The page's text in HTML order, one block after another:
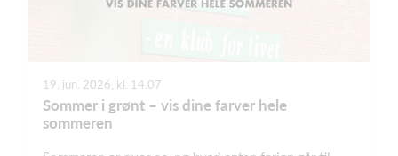
19. jun. 2026, kl. 14.07
Sommer i grønt – vis dine farver hele
sommeren